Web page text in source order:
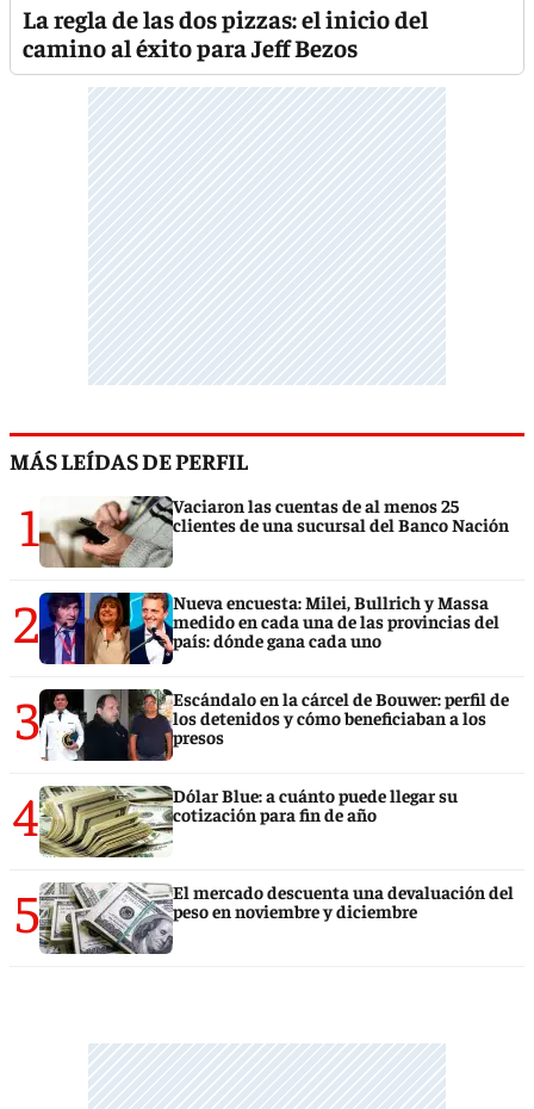
La regla de las dos pizzas: el inicio del
camino al éxito para Jeff Bezos
MÁS LEÍDAS DE PERFIL
1
Vaciaron las cuentas de al menos 25
clientes de una sucursal del Banco Nación
2
Nueva encuesta: Milei, Bullrich y Massa
medido en cada una de las provincias del
país: dónde gana cada uno
3
Escándalo en la cárcel de Bouwer: perfil de
los detenidos y cómo beneficiaban a los
presos
4
Dólar Blue: a cuánto puede llegar su
cotización para fin de año
5
El mercado descuenta una devaluación del
peso en noviembre y diciembre